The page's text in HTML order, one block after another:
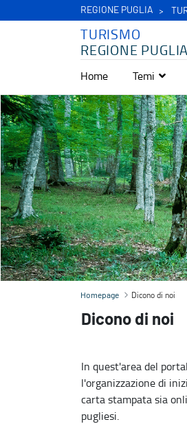
REGIONE PUGLIA
TURISMO
REGIONE PUGLIA
Home Temi
Dicono di noi - Turismo
Homepage Dicono di noi
Dicono di noi
In quest'area del
l'organizzazione di
carta stampata sia
pugliesi.